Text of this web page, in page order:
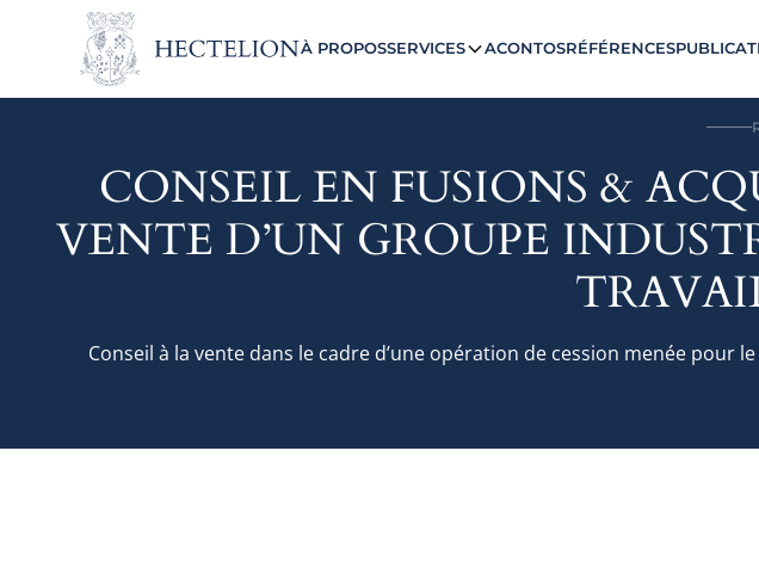
À PROPOSSERVICES ACONTOSRÉFÉRENCES
CONSEIL EN FUSIONS &
VENTE D’UN GROUPE
Conseil à la vente dans le cadre d’une opération de cession menée